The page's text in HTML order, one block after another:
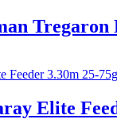
Tregaron
Elite